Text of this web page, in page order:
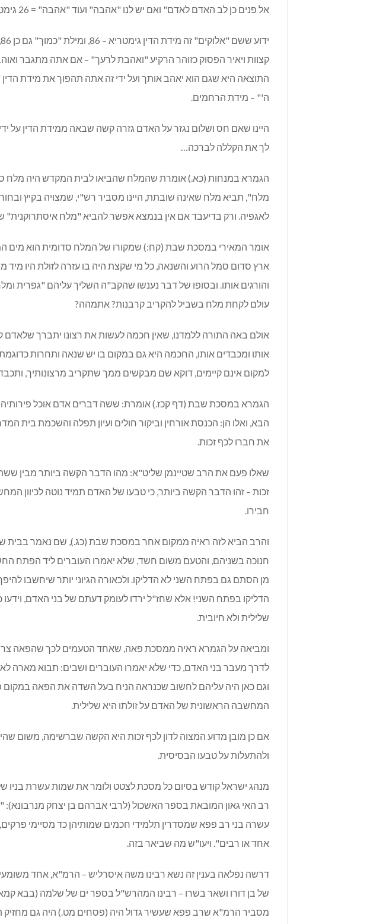
אל פנים כן לב האדם לאדם" ואם יש לנו "אהבה" ועוד "אהבה" = 26 גימטריא שם הוי"ה, מידת הרחמים.
קצוות ויאיר הפסוק כזוהר הרקיע "ואהבת לרעך" – אם אתה מתגבר
התוצאה היא שגם הוא יאהב אותך ועל ידי זה אתה תהפוך את מידת הדין
ה'" – מידת הרחמים.
היינו שאם חס ושלום נגזר על האדם גזרה קשה שבאה ממידת הדין על
לך את הקללה לברכה…
הגמרא במנחות (כא.) אומרת שהמלח שהביאו לבית המקדש היה מלח
מלח", תביא מלח שאינה שובתת, היינו מסביר רש"י, שמצויה בקיץ
לאגפיה. ורק בדיעבד אם אין בנמצא אפשר להביא "מלח
אומר המאירי במסכת שבת (קח:) שמקורו של המלח סדומית הוא מים
ארץ סדום סמל הרוע והשנאה, כל מי שקצת היה בו עזרה לזולת היו מיד
והורגים אותו. ובסופו של דבר נענשו שהקב"ה השליך עליהם "גפרית
עולם לקחת מלח בשביל להקריב קרבנות? אתמהה?
אולם באה התורה ללמדנו, שאין חכמה לעשות את רצונו יתברך שלאדם
אותו ומכבדים אותו, החכמה היא גם במקום בו יש שנאה ותחרות
למקום אינם קיימים, דוקא שם מבקשים ממך שתקריב מרצונותיך,
הגמרא במסכת שבת (דף קכז.) אומרת: ששה דברים אדם אוכל פירותיהן
הבא, ואלו הן: הכנסת אורחין וביקור חולים ועיון תפלה והשכמת בית
את חברו לכף זכות.
שאלו פעם את הרב שטיינמן שליט"א: מהו הדבר הקשה ביותר מבין ששת
זכות – זהו הדבר הקשה ביותר, כי טבעו של האדם תמיד נוטה לכיוון
חבירו.
והרב הביא לזה ראיה ממקום אחר במסכת שבת (כג.), שם נאמר בבית
חנוכה בשניהם, והטעם משום חשד, שלא יאמרו העוברים ליד הפתח
מן הסתם גם בפתח השני לא הדליקו. ולכאורה הגיוני יותר שיחשבו
הדליקו בפתח השני! אלא שחז"ל ירדו לעומק דעתם של בני האדם,
שלילית ולא חיובית.
ומביאה על הגמרא ראיה ממסכת פאה, שאחד הטעמים לכך שהפאה
לדרך מעבר בני האדם, כדי שלא יאמרו העוברים ושבים: תבוא מארה
וגם כאן היה עליהם לחשוב שכנראה הניח בעל השדה את הפאה במקום
המחשבה הראשונית של האדם על זולתו היא שלילית.
אם כן מובן מדוע המצוה לדון לכף זכות היא הקשה שברשימה, משום
ולהתעלות על טבעו הבסיסית.
מנהג ישראל קודש בסיום כל מסכת לצטט ולומר את שמות עשרת בניו
רב האי גאון המובאת בספר האשכול (לרבי אברהם בן יצחק
עשרה בני רב פפא שמסדרין תלמידי חכמים שמותיהן כד מסיימי
אחד או רבים". ויעו"ש מה שביאר בזה.
דרשה נפלאה בענין זה נשא רבינו משה איסרליש – הרמ"א, אחד
של בן דורו ושאר בשרו – רבינו המהרש"ל בספר ים של שלמה (בבא
מסביר הרמ"א שרב פפא שעשיר גדול היה (פסחים מט.) היה גם מחזיק